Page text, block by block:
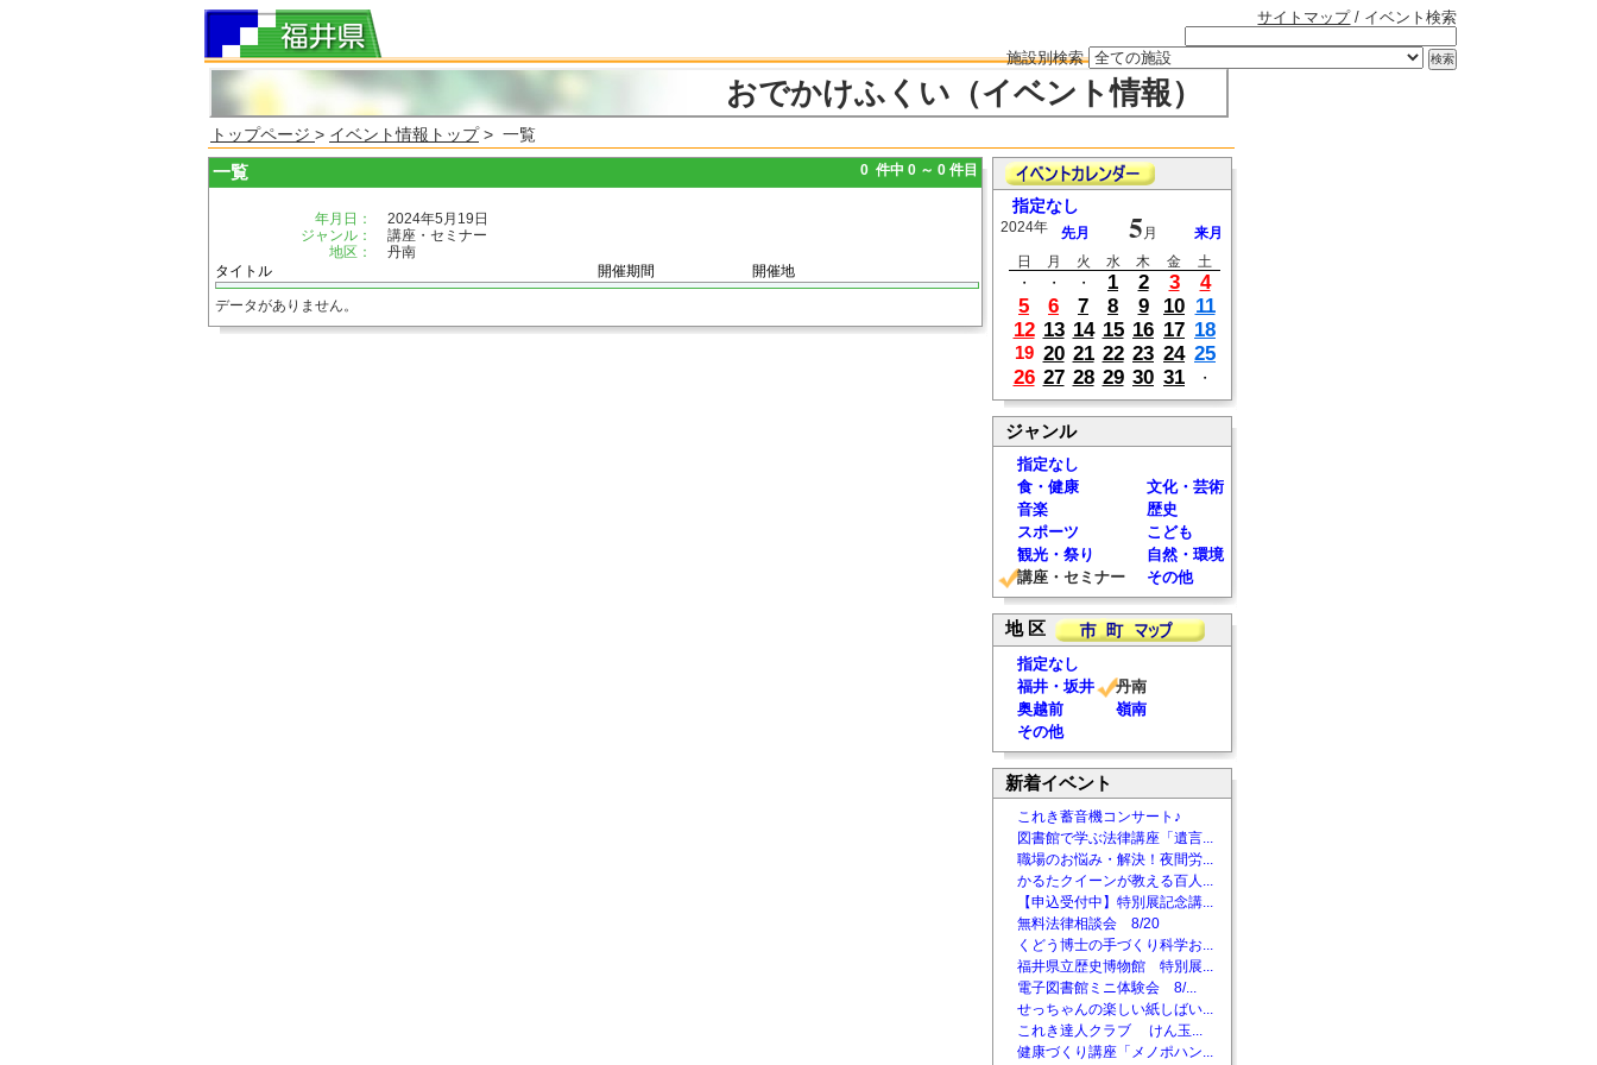
サイトマップ/ イベント検索
施設別検索
おでかけふくい（イベント情報）
トップページ > イベント情報トップ> 一覧
一覧 0 件中 0 ～ 0 件目
年月日：
2024年5月19日
ジャンル：
講座・セミナー
地区：
丹南
タイトル
開催期間 開催地
データがありません。
指定なし
2024年 先月 5 月
来月
日
月 火 水 木 金
土
・
・ ・ 1 2 3
4
5
6 7 8 9 10 11
12 13 14 15 16 17 18
19 20 21 22 23 24 25
26 27 28 29 30 31 ・
ジャンル
指定なし
食・健康
文化・芸術
音楽
歴史
スポーツ
こども
観光・祭り
自然・環境
講座・セミナー
その他
地 区
指定なし
福井・坂井
丹南
奥越前
嶺南
その他
新着イベント
これき蓄音機コンサート♪
図書館で学ぶ法律講座「遺言...
職場のお悩み・解決！夜間労...
かるたクイーンが教える百人...
【申込受付中】特別展記念講...
無料法律相談会 8/20
くどう博士の手づくり科学お...
福井県立歴史博物館 特別展...
電子図書館ミニ体験会 8/...
せっちゃんの楽しい紙しばい...
これき達人クラブ けん玉...
健康づくり講座「メノポハン...